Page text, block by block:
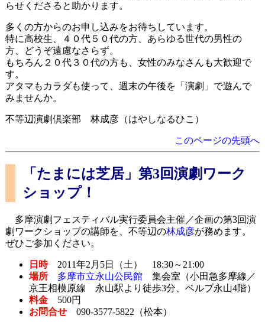
らせくださると助かります。
多くの方からのお申し込みをお待ちしています。
特に高校生、４０代５０代の方、あらゆる世代の男性の
方、どうぞ遠慮なさらず。
もちろん２０代３０代の方も、女性のみなさんも大歓迎で
す。
アタマもカラダも使って、週末の午後を「演劇」で遊んで
みませんか。
不等辺演劇倶楽部 林成彦（はやしなるひこ）
このページの先頭へ
「たまには芝居」第3回演劇ワーク
ショップ！
多摩演劇フェスティバル実行委員会主催／企画の第3回演
劇ワークショップの講師を、不等辺の林成彦が務めます。
ぜひご参加ください。
日時2011年2月5日（土） 18:30～21:00
場所
多摩市立永山公民館集会室（小田急多摩線／
京王相模原線 永山駅より徒歩3分、ベルブ永山4階）
料金500円
お問合せ090-3577-5822（松本）